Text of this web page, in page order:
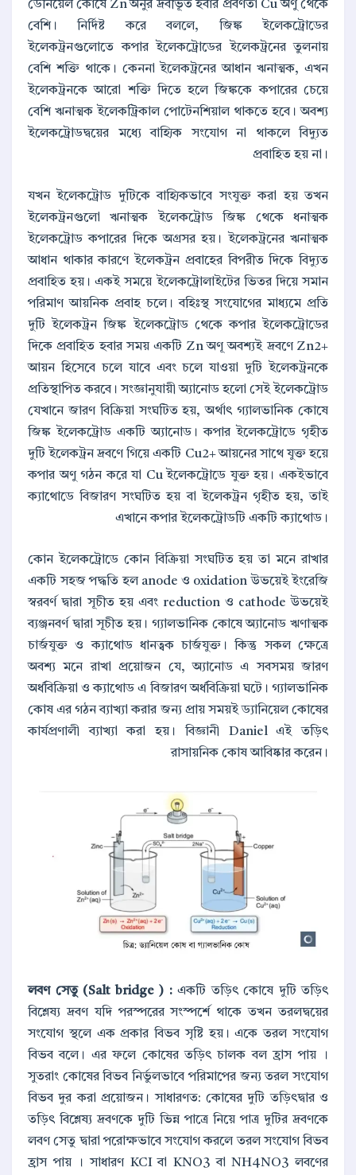
ডেনিয়েল কোষে Zn অনুর দ্রবীভূত হবার প্রবণতা Cu অণু থেকে
বেশি। নির্দিষ্ট করে বললে, জিঙ্ক ইলেকট্রোডের
ইলেকট্রনগুলোতে কপার ইলেকট্রোডের ইলেকট্রনের তুলনায়
বেশি শক্তি থাকে। কেননা ইলেকট্রনের আধান ঋনাত্মক, এখন
ইলেকট্রনকে আরো শক্তি দিতে হলে জিঙ্ককে কপারের চেয়ে
বেশি ঋনাত্মক ইলেকট্রিকাল পোটেনশিয়াল থাকতে হবে। অবশ্য
ইলেকট্রোডদ্বয়ের মধ্যে বাহ্যিক সংযোগ না থাকলে বিদ্যুত
প্রবাহিত হয় না।
যখন ইলেকট্রোড দুটিকে বাহ্যিকভাবে সংযুক্ত করা হয় তখন
ইলেকট্রনগুলো ঋনাত্মক ইলেকট্রোড জিঙ্ক থেকে ধনাত্মক
ইলেকট্রোড কপারের দিকে অগ্রসর হয়। ইলেকট্রনের ঋনাত্মক
আধান থাকার কারণে ইলেকট্রন প্রবাহের বিপরীত দিকে বিদ্যুত
প্রবাহিত হয়। একই সময়ে ইলেকট্রোলাইটের ভিতর দিয়ে সমান
পরিমাণ আয়নিক প্রবাহ চলে। বহিঃস্থ সংযোগের মাধ্যমে প্রতি
দুটি ইলেকট্রন জিঙ্ক ইলেকট্রোড থেকে কপার ইলেকট্রোডের
দিকে প্রবাহিত হবার সময় একটি Zn অণূ অবশ্যই দ্রবণে Zn2+
আয়ন হিসেবে চলে যাবে এবং চলে যাওয়া দুটি ইলেকট্রনকে
প্রতিস্থাপিত করবে। সংজ্ঞানুযায়ী অ্যানোড হলো সেই ইলেকট্রোড
যেখানে জারণ বিক্রিয়া সংঘটিত হয়, অর্থাৎ গ্যালভানিক কোষে
জিঙ্ক ইলেকট্রোড একটি অ্যানোড। কপার ইলেকট্রোডে গৃহীত
দুটি ইলেকট্রন দ্রবণে গিয়ে একটি Cu2+ আয়নের সাথে যুক্ত হয়ে
কপার অণু গঠন করে যা Cu ইলেকট্রোডে যুক্ত হয়। একইভাবে
ক্যাথোডে বিজারণ সংঘটিত হয় বা ইলেকট্রন গৃহীত হয়, তাই
এখানে কপার ইলেকট্রোডটি একটি ক্যাথোড।
কোন ইলেকট্রোডে কোন বিক্রিয়া সংঘটিত হয় তা মনে রাখার
একটি সহজ পদ্ধতি হল anode ও oxidation উভয়েই ইংরেজি
স্বরবর্ণ দ্বারা সূচীত হয় এবং reduction ও cathode উভয়েই
ব্যঞ্জনবর্ণ দ্বারা সূচীত হয়। গ্যালভানিক কোষে অ্যানোড ঋণাত্মক
চার্জযুক্ত ও ক্যাথোড ধানত্বক চার্জযুক্ত। কিন্তু সকল ক্ষেত্রে
অবশ্য মনে রাখা প্রয়োজন যে, অ্যানোড এ সবসময় জারণ
অর্ধবিক্রিয়া ও ক্যাথোড এ বিজারণ অর্ধবিক্রিয়া ঘটে। গ্যালভানিক
কোষ এর গঠন ব্যাখ্যা করার জন্য প্রায় সময়ই ড্যানিয়েল কোষের
কার্যপ্রণালী ব্যাখ্যা করা হয়। বিজ্ঞানী Daniel এই তড়িৎ
রাসায়নিক কোষ আবিষ্কার করেন।
লবণ সেতু (Salt bridge ) : একটি তড়িৎ কোষে দুটি তড়িৎ
বিশ্লেষ্য দ্রবণ যদি পরস্পরের সংস্পর্শে থাকে তখন তরলদ্বয়ের
সংযোগ স্থলে এক প্রকার বিভব সৃষ্টি হয়। একে তরল সংযোগ
বিভব বলে। এর ফলে কোষের তড়িৎ চালক বল হ্রাস পায় ।
সুতরাং কোষের বিভব নির্ভুলভাবে পরিমাপের জন্য তরল সংযোগ
বিভব দুর করা প্রয়োজন। সাধারণত: কোষের দুটি তড়িৎদ্বার ও
তড়িৎ বিশ্লেষ্য দ্রবণকে দুটি ভিন্ন পাত্রে নিয়ে পাত্র দুটির দ্রবণকে
লবণ সেতু দ্বারা পরোক্ষভাবে সংযোগ করলে তরল সংযোগ বিভব
হ্রাস পায় । সাধারণ KCI বা KNO3 বা NH4NO3 লবণের